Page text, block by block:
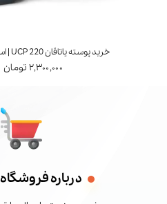
خرید پوسته یاتاقان UCP 220 | استعلام قیمت
۲,۳۰۰,۰۰۰ تومان
درباره